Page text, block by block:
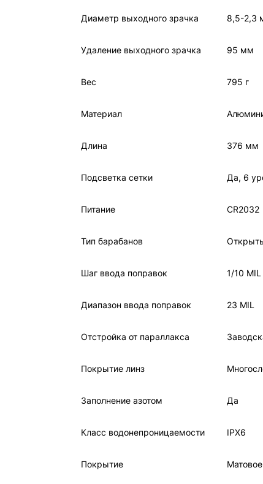
Диаметр выходного зрачка 8,5-2,3
Удаление выходного зрачка 95 мм
Вес 795 г
Материал
Длина 376 мм
Подсветка сетки Да, 6
Питание CR2032
Тип барабанов
Шаг ввода поправок 1/10 MIL
Диапазон ввода поправок 23 MIL
Отстройка от параллакса
Покрытие линз
Заполнение азотом Да
Класс водонепроницаемости IPX6
Покрытие